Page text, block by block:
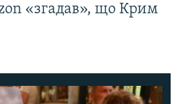
«згадав», що Крим